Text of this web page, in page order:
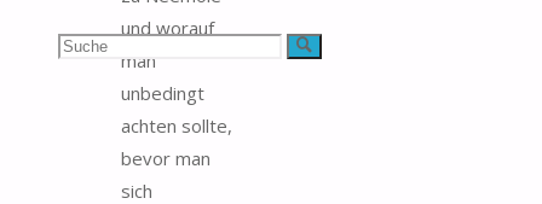
Suchen Suche
und worauf
man
unbedingt
achten sollte,
bevor man
sich